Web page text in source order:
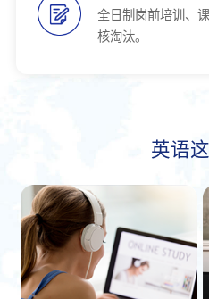
全日制岗前培训、
核淘汰。
英语